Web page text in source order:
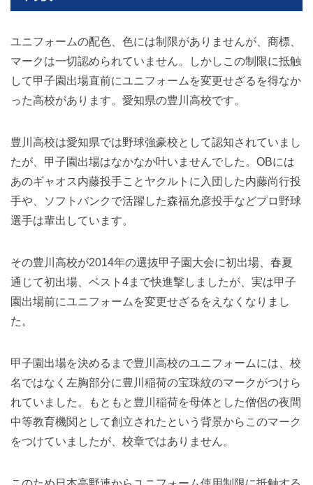
ユニフォームの配色、色には制限がありませんが、商標、
マークは一切認められていません。しかしこの制限に抵触
して甲子園出場直前にユニフォームを変更せざるを得なか
った高校があります。愛知県の豊川高校です。
豊川高校は愛知県では野球強豪校として認知されていまし
たが、甲子園出場はなかなか叶いませんでした。OBには
あのギャオス内藤投手ことヤクルトに入団した内藤尚行投
手や、ソフトバンクで活躍した森福允彦投手などプロ野球
選手は輩出しています。
その豊川高校が2014年の選抜甲子園大会に初出場、春夏
通じて初出場、ベスト4まで快進撃しましたが、実は甲子
園出場前にユニフォームを変更せざるをえなくなりまし
た。
甲子園出場を決めるまで豊川高校のユニフォームには、校
名ではなく左胸部分に豊川稲荷の宝珠紋のマークがつけら
れていました。もともと豊川稲荷を母体とした僧侶の夜間
中等教育機関として創立されたという背景からこのマーク
をつけていましたが、校章ではありません。